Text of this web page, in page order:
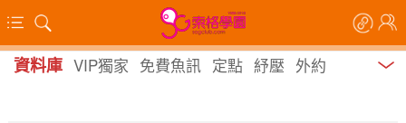
資料庫 VIP獨家 免費魚訊 定點 紓壓 外約